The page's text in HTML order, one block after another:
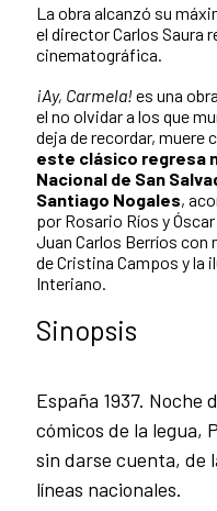
La obra alcanzó su
el director Carlos Saura
cinematográfica.
¡Ay, Carmela! es una
el no olvidar a los que
deja de recordar, muere
este clásico regresa
Nacional de San
Santiago Nogales,
por Rosario Ríos y
Juan Carlos Berríos con
de Cristina Campos y la
Interiano.
Sinopsis
España 1937. Noche
cómicos de la legua,
sin darse cuenta, de
líneas nacionales.